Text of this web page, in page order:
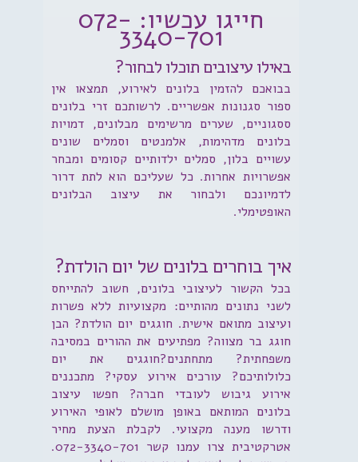
חייגו עכשיו: 072-
3340-701
באילו עיצובים תוכלו לבחור?
בבואכם להזמין בלונים לאירוע, תמצאו אין
ספור סגנונות אפשריים. לרשותכם זרי בלונים
ססגוניים, שערים מרשימים מבלונים, דמויות
בלונים מדהימות, אלמנטים וסמלים שונים
עשויים בלון, סמלים ילדותיים קסומים ומבחר
אפשרויות אחרות. כל שעליכם הוא לתת דרור
לדמיונכם ולבחור את עיצוב הבלונים
האופטימלי.
איך בוחרים בלונים של יום הולדת?
בכל הקשור לעיצובי בלונים, חשוב להתייחס
לשני נתונים מהותיים: מקצועיות ללא פשרות
ועיצוב מתואם אישית. חוגגים יום הולדת? הבן
חוגג בר מצווה? מפתיעים את ההורים במסיבה
משפחתית? מתחתנים?חוגגים את יום
כלולותיכם? עורכים אירוע עסקי? מתכננים
אירוע גיבוש לעובדי חברה? חפשו עיצוב
בלונים המותאם באופן מושלם לאופי האירוע
ודרשו מענה מקצועי. לקבלת הצעת מחיר
אטרקטיבית צרו עמנו קשר 072-3340-701.